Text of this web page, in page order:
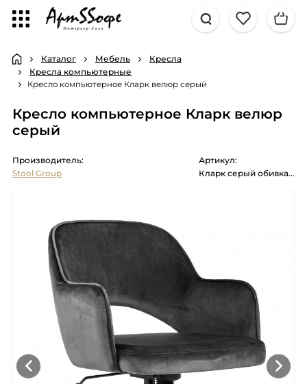
Каталог Мебель
Кресла
Кресла компьютерные
Кресло компьютерное Кларк велюр серый
Кресло компьютерное Кларк велюр
серый
Производитель:
Stool Group
Артикул:
Кларк серый обивка велюр крестовина хромированный металл